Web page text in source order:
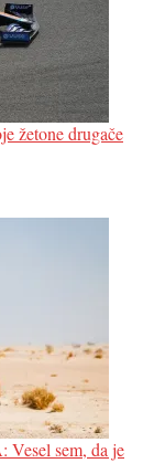
žetone drugače
Vesel sem, da je